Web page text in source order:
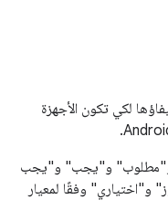
تكون الأجهزة
و"يجب" و"يجب
وفقًا لمعيار